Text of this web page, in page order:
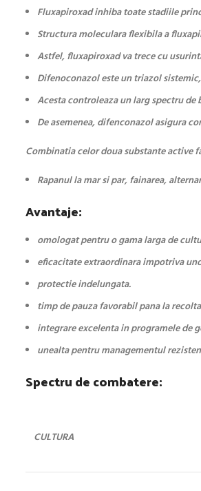
Fluxapiroxad inhiba toate stadiile
Structura moleculara flexibila a
Astfel, fluxapiroxad va trece cu
Difenoconazol este un triazol
Acesta controleaza un larg spectru
De asemenea, difenconazol asigura
Combinatia celor doua substante
Rapanul la mar si par, fainarea,
Avantaje:
omologat pentru o gama larga de
eficacitate extraordinara impotriva
protectie indelungata.
timp de pauza favorabil pana la
integrare excelenta in programele de
unealta pentru managementul
Spectru de combatere:
CULTURA